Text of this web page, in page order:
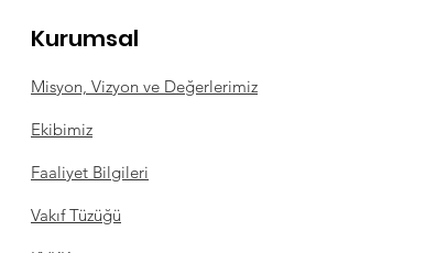
Kurumsal
Misyon, Vizyon ve Değerlerimiz
Ekibimiz
Faaliyet Bilgileri
Vakıf Tüzüğü